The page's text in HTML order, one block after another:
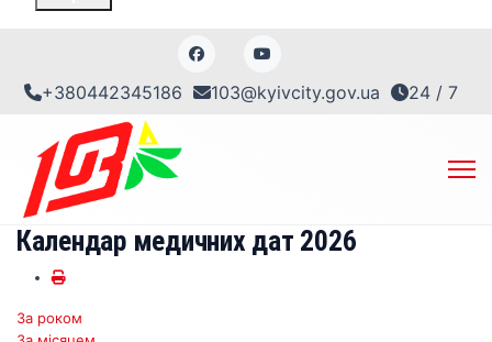
+380442345186 103@kyivcity.gov.ua 24 / 7
Календар медичних дат 2026
За роком